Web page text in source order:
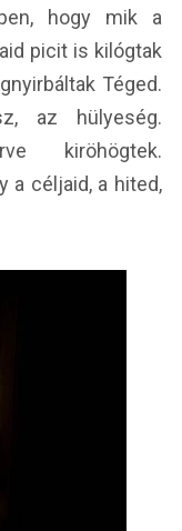
hogy mik a
picit is kilógtak
Téged.
az hülyeség.
kiröhögtek.
a céljaid, a hited,